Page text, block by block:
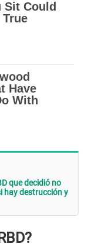
que decidió no
hay destrucción y